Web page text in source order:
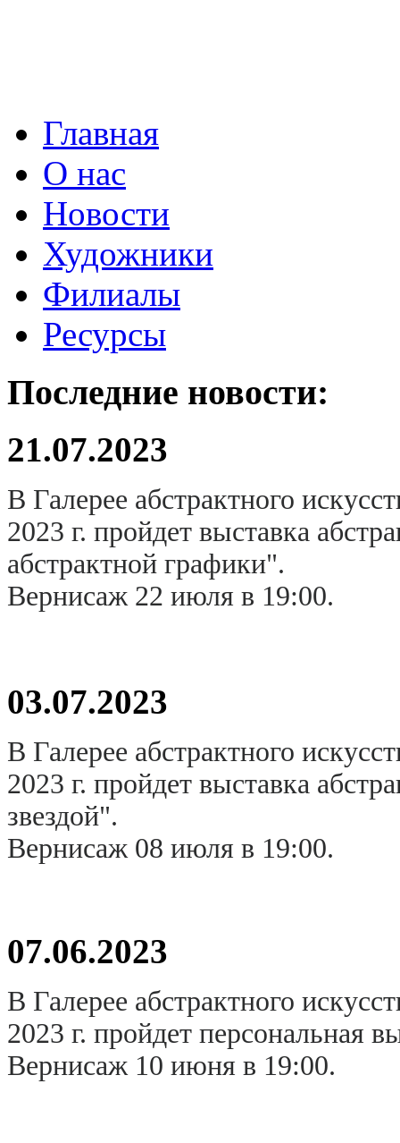
Главная
О нас
Новости
Художники
Филиалы
Ресурсы
Последние новости:
21.07.2023
В Галерее абстрактного
2023 г. пройдет выставка
абстрактной графики".
Вернисаж 22 июля в 19:00.
03.07.2023
В Галерее абстрактного
2023 г. пройдет выставка
звездой".
Вернисаж 08 июля в 19:00.
07.06.2023
В Галерее абстрактного
2023 г. пройдет персональная
Вернисаж 10 июня в 19:00.